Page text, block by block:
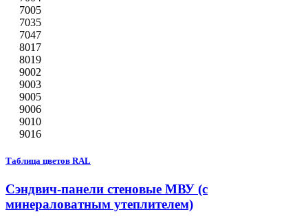
7005
7035
7047
8017
8019
9002
9003
9005
9006
9010
9016
Таблица цветов RAL
Сэндвич-панели стеновые МВУ (с
минераловатным утеплителем)